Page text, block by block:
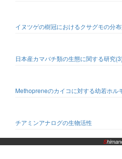
イヌツゲの樹冠におけるクサグモの分
日本産カマバチ類の生態に関する研究
Methopreneのカイコに対する幼若ホ
チアミンアナログの生物活性
S